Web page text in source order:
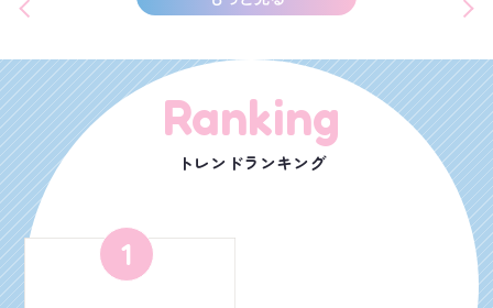
Ranking
トレンドランキング
1